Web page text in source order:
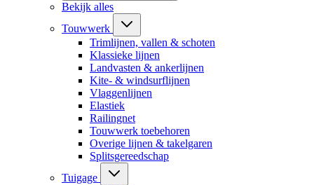
Bekijk alles
Touwwerk
Trimlijnen, vallen & schoten
Klassieke lijnen
Landvasten & ankerlijnen
Kite- & windsurflijnen
Vlaggenlijnen
Elastiek
Railingnet
Touwwerk toebehoren
Overige lijnen & takelgaren
Splitsgereedschap
Tuigage